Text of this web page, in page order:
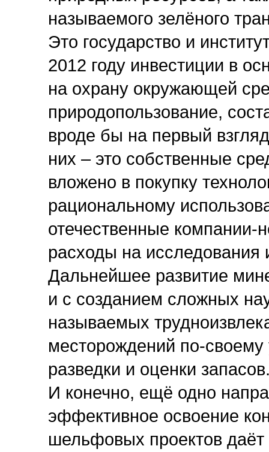
называемого зелёного
Это государство и
2012 году инвестиции в
на охрану окружающей
природопользование,
вроде бы на первый
них – это собственные
вложено в покупку
рациональному
отечественные компании-
расходы на исследования
Дальнейшее развитие
и с созданием сложных
называемых
месторождений по-своему
разведки и оценки
И конечно, ещё одно
эффективное освоение
шельфовых проектов даёт